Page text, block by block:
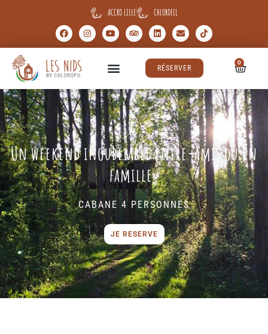
ACCRO LILLE CHLOROFIL
RÉSERVER
0
Un weekend inoubliable entre-amis ou en
famille.
CABANE 4 PERSONNES
JE RESERVE